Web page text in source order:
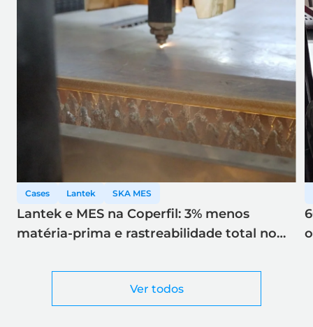
Ver todos
Cases Lantek SKA MES
Lantek e MES na Coperfil: 3% menos
matéria-prima e rastreabilidade total no